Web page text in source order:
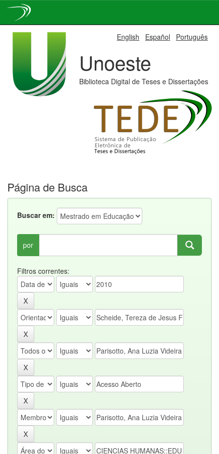
English Español Português
Unoeste
Biblioteca Digital de Teses e Dissertações
Página de Busca
Buscar em:
por
Filtros correntes: